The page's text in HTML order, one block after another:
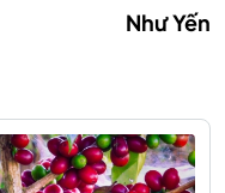
Như Yến